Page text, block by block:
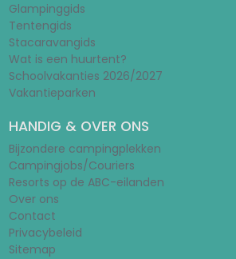
Glampinggids
Tentengids
Stacaravangids
Wat is een huurtent?
Schoolvakanties 2026/2027
Vakantieparken
HANDIG & OVER ONS
Bijzondere campingplekken
Campingjobs/Couriers
Resorts op de ABC-eilanden
Over ons
Contact
Privacybeleid
Sitemap